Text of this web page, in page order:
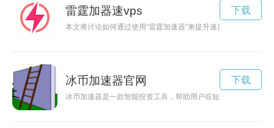
雷霆加器速vps
本文将讨论如何通过使用“雷霆加速器”来提升速度、创造更多的
下载
冰币加速器官网
冰币加速器是一款智能投资工具，帮助用户在短时间内实现财
下载